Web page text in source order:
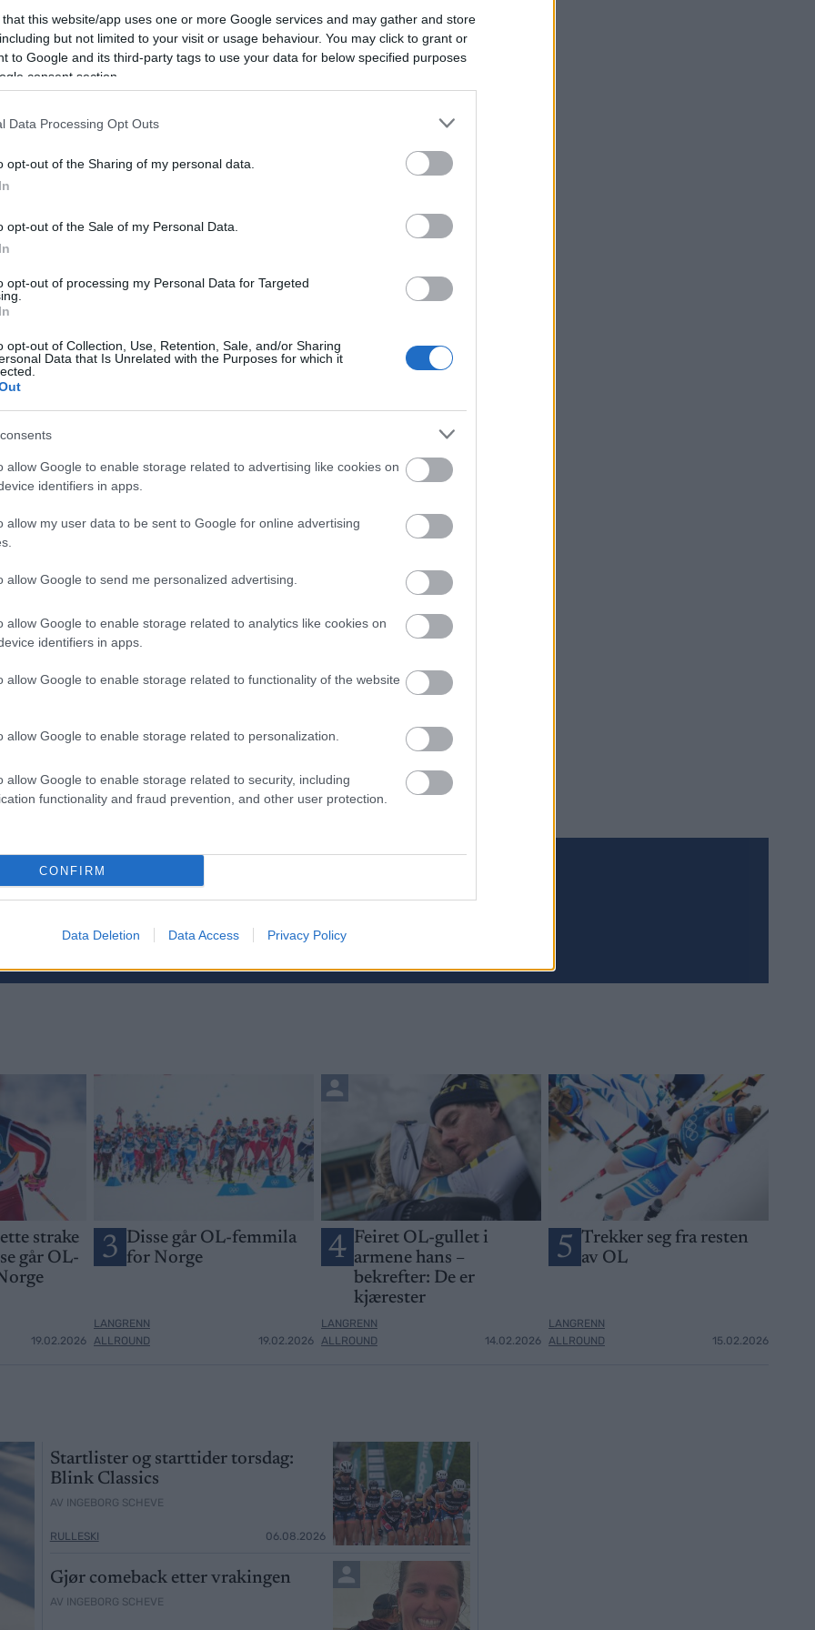
that this website/app uses one or more Google services and may gather and store
but not limited to your visit or usage behaviour. You may click to grant or
to Google and its third-party tags to use your data for below specified purposes
consent section.
Data Processing Opt Outs
opt-out of the Sharing of my personal data.
opt-out of the Sale of my Personal Data.
opt-out of processing my Personal Data for Targeted
opt-out of Collection, Use, Retention, Sale, and/or Sharing
Data that Is Unrelated with the Purposes for which it
allow Google to enable storage related to advertising like cookies on
identifiers in apps.
allow my user data to be sent to Google for online advertising
allow Google to send me personalized advertising.
allow Google to enable storage related to analytics like cookies on
identifiers in apps.
allow Google to enable storage related to functionality of the website
allow Google to enable storage related to personalization.
allow Google to enable storage related to security, including
functionality and fraud prevention, and other user protection.
CONFIRM
Data Deletion Data Access Privacy Policy
i OL i Italia. Foto: KENT MURDOCH/langrenn.com
siden hun startet oppkjøringen senere enn normalt.
startet litt senere, sier trener Nilsson og forteller at Frida
som starter på søndag den 10.august i Torsby.
feire med en skadefri kropp.
strake
går OL-
19.02.2026
3 Disse går OL-femmila
for Norge
LANGRENN
ALLROUND
19.02.2026
4 Feiret OL-gullet i
armene hans –
bekrefter: De er
kjærester
LANGRENN
ALLROUND
14.02.2026
5 Trekker seg fra resten
av OL
LANGRENN
ALLROUND
15.02.2026
Startlister og starttider torsdag:
Blink Classics
AV INGEBORG SCHEVE
RULLESKI 06.08.2026
Gjør comeback etter vrakingen
AV INGEBORG SCHEVE